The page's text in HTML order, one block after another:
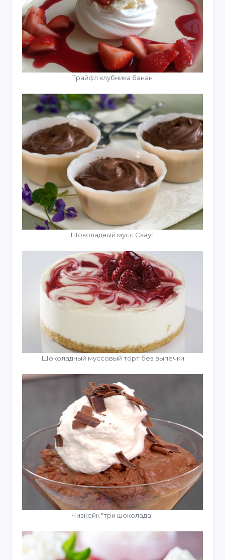
Трайфл клубника банан
Шоколадный мусс Скаут
Шоколадный муссовый торт без выпечки
Чизкейк "три шоколада"